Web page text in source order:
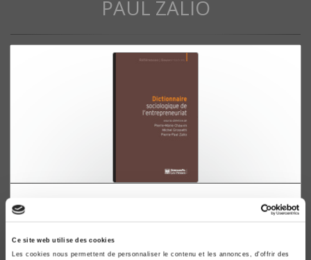
Ce site web utilise des cookies
Les cookies nous permettent de personnaliser le contenu et les annonces, d'offrir des
PAUL ZALIO
Dictionnaire sociologique de l'entrepreneuriat
Pierre-Marie Chauvin, Michel Grossetti